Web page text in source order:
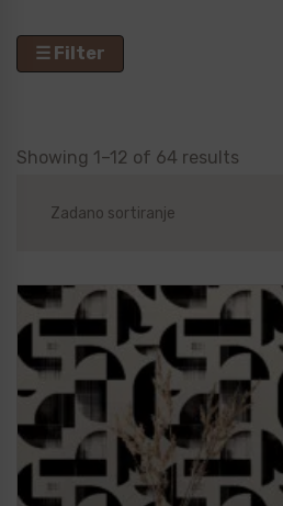
☰ Filter
Showing 1–12 of 64 results